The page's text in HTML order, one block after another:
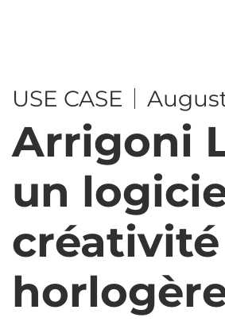
USE CASE
Arrigoni
un